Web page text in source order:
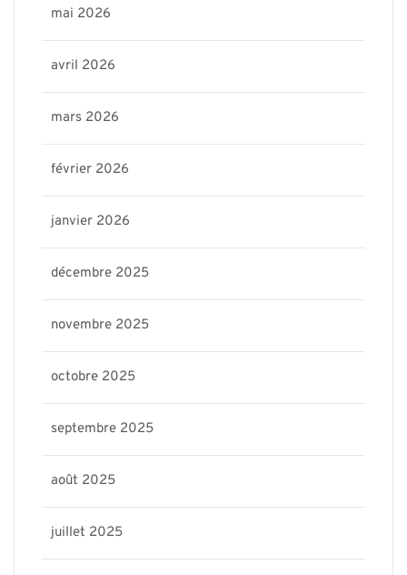
mai 2026
avril 2026
mars 2026
février 2026
janvier 2026
décembre 2025
novembre 2025
octobre 2025
septembre 2025
août 2025
juillet 2025